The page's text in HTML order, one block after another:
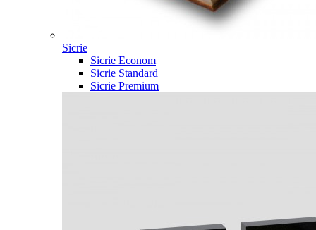
Sicrie
Sicrie Econom
Sicrie Standard
Sicrie Premium